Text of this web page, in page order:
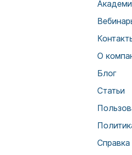
О
Блог
Статьи